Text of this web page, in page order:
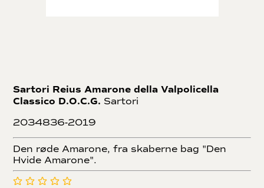
Sartori Reius Amarone della Valpolicella
Classico D.O.C.G. Sartori
2034836-2019
Den røde Amarone, fra skaberne bag "Den
Hvide Amarone".